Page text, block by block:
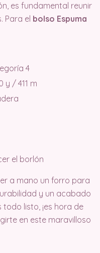
es fundamental reunir
Para el bolso Espuma
4
y / 411 m
el borlón
a mano un forro para
y un acabado
listo, ¡es hora de
en este maravilloso